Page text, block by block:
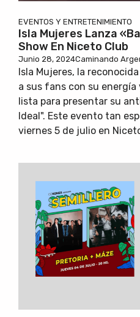
EVENTOS Y ENTRETENIMIENTO
Isla Mujeres Lanza
Show En Niceto Club
Junio 28, 2024Caminando
Isla Mujeres, la
a sus fans con su
lista para presentar su
Ideal". Este evento tan
viernes 5 de julio en